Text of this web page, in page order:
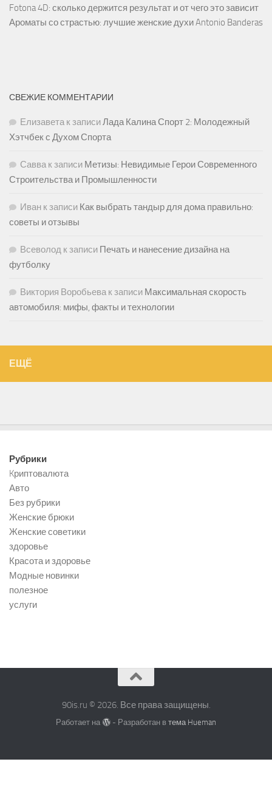
Fotona 4D: сколько держится результат и от чего это зависит
Ароматы со страстью: лучшие женские духи Antonio Banderas
СВЕЖИЕ КОММЕНТАРИИ
Елизаветак записиЛада Калина Спорт 2: Молодежный
Хэтчбек с Духом Спорта
Саввак записи Метизы: Невидимые Герои Современного
Строительства и Промышленности
Иван к записи Как выбрать тандыр для дома правильно:
советы и отзывы
Всеволод к записи Печать и нанесение дизайна на
футболку
Виктория Воробьевак записи Максимальная скорость
автомобиля: мифы, факты и технологии
ЕЩЁ
Рубрики
Kриптовалюта
Авто
Без рубрики
Женские брюки
Женские советики
здоровье
Красота и здоровье
Модные новинки
полезное
услуги
90is.ru © 2026. Все права защищены.
Работает на - Разработан в тема Hueman